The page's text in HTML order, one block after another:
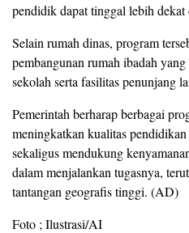
pendidik dapat tinggal lebih dekat
Selain rumah dinas, program
pembangunan rumah ibadah
sekolah serta fasilitas penunjang
Pemerintah berharap berbagai
meningkatkan kualitas pendidikan
sekaligus mendukung
dalam menjalankan tugasnya,
tantangan geografis tinggi. (AD)
Foto ; Ilustrasi/AI